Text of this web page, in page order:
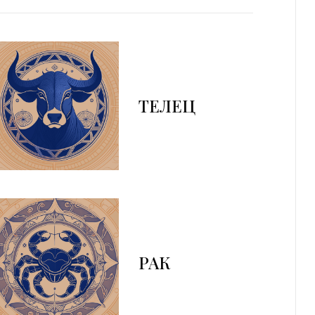
ТЕЛЕЦ
РАК